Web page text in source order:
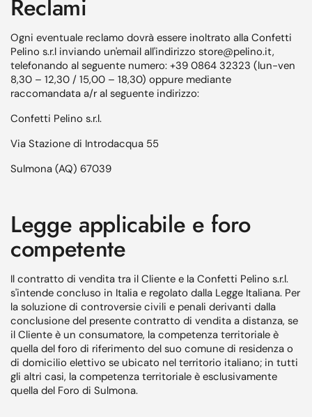
Reclami
Ogni eventuale reclamo dovrà essere inoltrato alla Confetti
Pelino s.r.l inviando un'email all'indirizzo store@pelino.it,
telefonando al seguente numero: +39 0864 32323 (lun-ven
8,30 – 12,30 / 15,00 – 18,30) oppure mediante
raccomandata a/r al seguente indirizzo:
Confetti Pelino s.r.l.
Via Stazione di Introdacqua 55
Sulmona (AQ) 67039
Legge applicabile e foro
competente
Il contratto di vendita tra il Cliente e la Confetti Pelino s.r.l.
s'intende concluso in Italia e regolato dalla Legge Italiana. Per
la soluzione di controversie civili e penali derivanti dalla
conclusione del presente contratto di vendita a distanza, se
il Cliente è un consumatore, la competenza territoriale è
quella del foro di riferimento del suo comune di residenza o
di domicilio elettivo se ubicato nel territorio italiano; in tutti
gli altri casi, la competenza territoriale è esclusivamente
quella del Foro di Sulmona.